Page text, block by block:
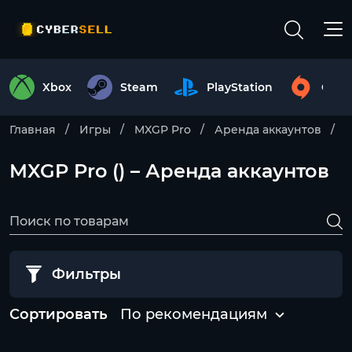
Xbox Steam PlayStation
Главная Игры MXGP Pro Аренда аккаунтов
MXGP Pro () – Аренда аккаунтов
Фильтры
Сортировать По рекомендациям